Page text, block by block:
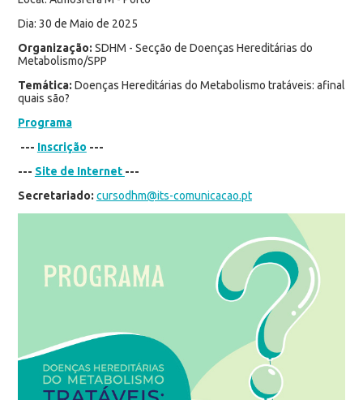
Dia: 30 de Maio de 2025
Organização: SDHM - Secção de Doenças Hereditárias do
Metabolismo/SPP
Temática: Doenças Hereditárias do Metabolismo tratáveis: afinal
quais são?
Programa
--- Inscrição ---
--- Site de Internet ---
Secretariado: cursodhm@its-comunicacao.pt